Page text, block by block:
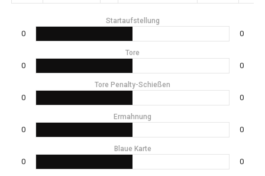
Startaufstellung
0 0
Tore
0 0
Tore Penalty-Schießen
0 0
Ermahnung
0 0
Blaue Karte
0 0